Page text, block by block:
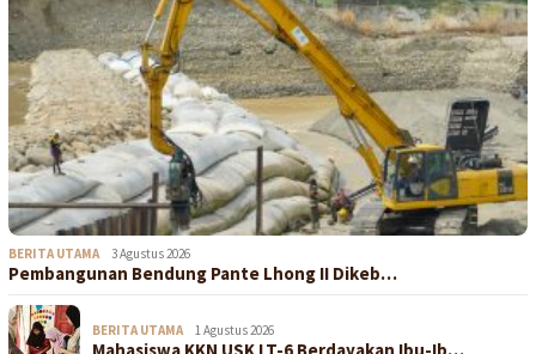
BERITA UTAMA 3 Agustus 2026
Pembangunan Bendung Pante Lhong II Dikeb…
BERITA UTAMA 1 Agustus 2026